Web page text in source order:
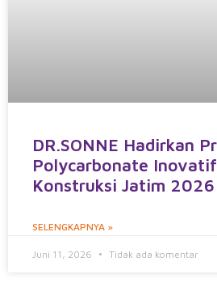
DR.SONNE Hadirkan
Polycarbonate
Konstruksi Jatim 2026
SELENGKAPNYA »
Juni 11, 2026 Tidak ada komentar